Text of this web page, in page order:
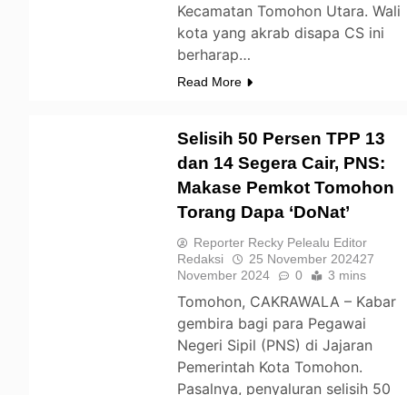
Kecamatan Tomohon Utara. Wali
kota yang akrab disapa CS ini
berharap…
Read More
Selisih 50 Persen TPP 13
dan 14 Segera Cair, PNS:
Makase Pemkot Tomohon
Torang Dapa ‘DoNat’
Reporter Recky Pelealu Editor
Redaksi
25 November 202427
November 2024
0 3 mins
Tomohon, CAKRAWALA – Kabar
gembira bagi para Pegawai
Negeri Sipil (PNS) di Jajaran
Pemerintah Kota Tomohon.
Pasalnya, penyaluran selisih 50